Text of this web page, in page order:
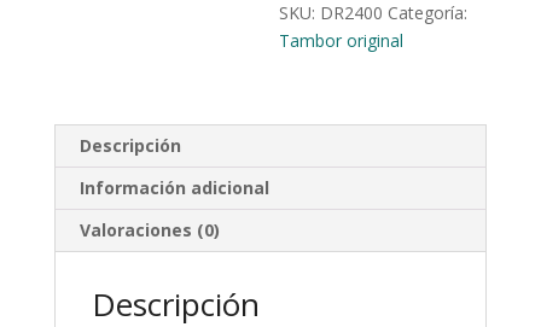
SKU: DR2400 Categoría:
Tambor original
Descripción
Información adicional
Valoraciones (0)
Descripción